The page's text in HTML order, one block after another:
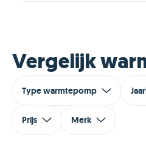
Vergelijk
Type warmtepomp
Prijs Merk